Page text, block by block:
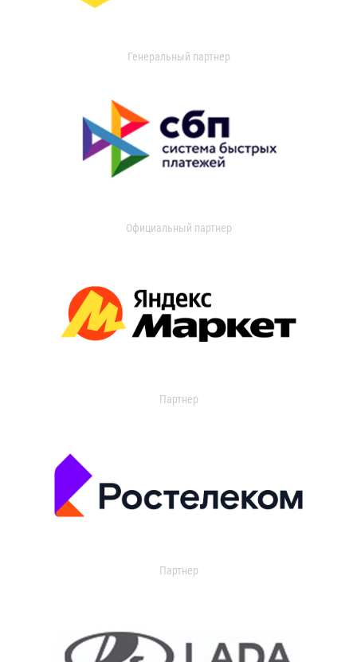
Генеральный партнер
Официальный партнер
Партнер
Партнер